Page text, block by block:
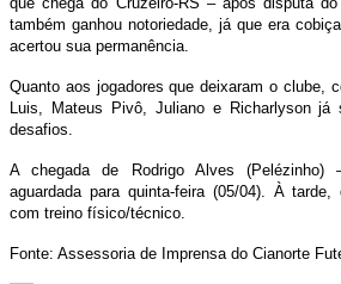
também ganhou notoriedade, já que era
acertou sua permanência.
Quanto aos jogadores que deixaram o clube,
Luis, Mateus Pivô, Juliano e Richarlyson já
desafios.
A chegada de Rodrigo Alves
aguardada para quinta-feira (05/04). À tarde,
com treino físico/técnico.
Fonte: Assessoria de Imprensa do Cianorte